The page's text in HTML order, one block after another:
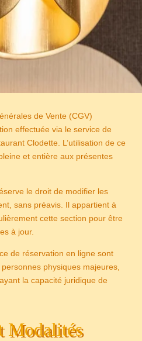
de Vente (CGV)
effectuée via le service de
Clodette. L’utilisation de ce
et entière aux présentes
le droit de modifier les
sans préavis. Il appartient à
cette section pour être
à jour.
de réservation en ligne sont
physiques majeures,
la capacité juridique de
Modalités